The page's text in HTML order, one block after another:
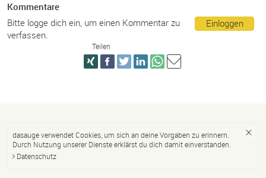
Kommentare
Einloggen
Bitte logge dich ein, um einen Kommentar zu
verfassen.
Teilen
dasauge verwendet Cookies, um sich an deine Vorgaben zu erinnern.
Durch Nutzung unserer Dienste erklärst du dich damit einverstanden.
Datenschutz